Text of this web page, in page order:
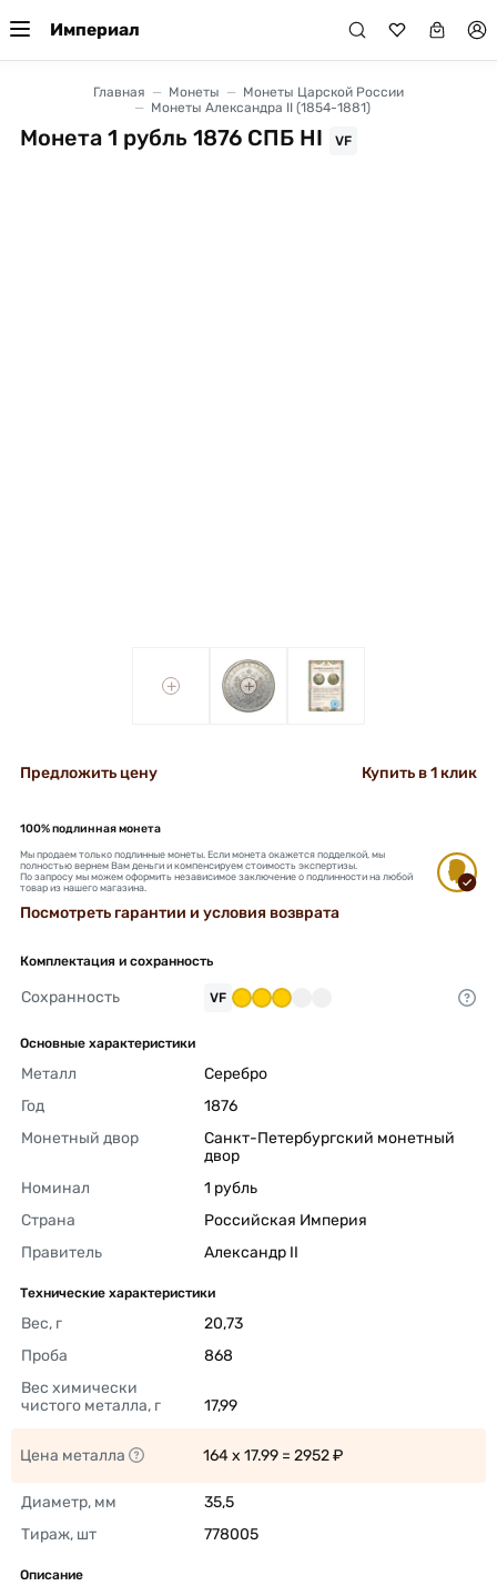
Империал
Главная Монеты
Монеты Царской России
Монеты Александра II (1854-1881)
Монета 1 рубль 1876 СПБ HI VF
+ +
Предложить цену Купить в 1 клик
100% подлинная монета
Мы продаем только подлинные монеты. Если монета окажется подделкой, мы
полностью вернем Вам деньги и компенсируем стоимость экспертизы.
По запросу мы можем оформить независимое заключение о подлинности на любой
товар из нашего магазина.
Посмотреть гарантии и условия возврата
Комплектация и сохранность
Сохранность VF
Основные характеристики
Металл
Серебро
Год
1876
Монетный двор
Санкт-Петербургский монетный
двор
Номинал
1 рубль
Страна
Российская Империя
Правитель
Александр II
Технические характеристики
Вес, г
20,73
Проба
868
Вес химически
чистого металла, г
17,99
Цена металла 164 x 17.99 = 2952 ₽
Диаметр, мм
35,5
Тираж, шт
778005
Описание